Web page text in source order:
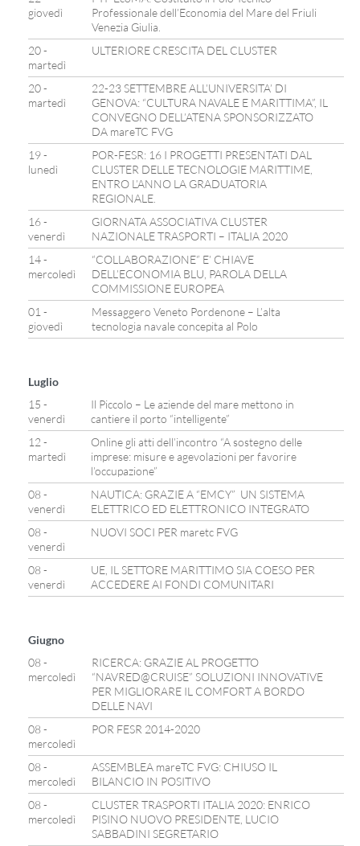
giovedì
Professionale dell’Economia del Mare del Friuli
Venezia Giulia.
20 -
martedì
ULTERIORE CRESCITA DEL CLUSTER
20 -
martedì
22-23 SETTEMBRE ALL’UNIVERSITA’ DI
GENOVA: “CULTURA NAVALE E MARITTIMA”, IL
CONVEGNO DELL’ATENA SPONSORIZZATO
DA mareTC FVG
19 -
lunedì
POR-FESR: 16 I PROGETTI PRESENTATI DAL
CLUSTER DELLE TECNOLOGIE MARITTIME,
ENTRO L’ANNO LA GRADUATORIA
REGIONALE.
16 -
venerdì
GIORNATA ASSOCIATIVA CLUSTER
NAZIONALE TRASPORTI – ITALIA 2020
14 -
mercoledì
“COLLABORAZIONE” E’ CHIAVE
DELL’ECONOMIA BLU, PAROLA DELLA
COMMISSIONE EUROPEA
01 -
giovedì
Messaggero Veneto Pordenone – L’alta
tecnologia navale concepita al Polo
Luglio
15 -
venerdì
Il Piccolo – Le aziende del mare mettono in
cantiere il porto “intelligente”
12 -
martedì
Online gli atti dell’incontro “A sostegno delle
imprese: misure e agevolazioni per favorire
l’occupazione”
08 -
venerdì
NAUTICA: GRAZIE A “EMCY” UN SISTEMA
ELETTRICO ED ELETTRONICO INTEGRATO
08 -
venerdì
NUOVI SOCI PER maretc FVG
08 -
venerdì
UE, IL SETTORE MARITTIMO SIA COESO PER
ACCEDERE AI FONDI COMUNITARI
Giugno
08 -
mercoledì
RICERCA: GRAZIE AL PROGETTO
“NAVRED@CRUISE” SOLUZIONI INNOVATIVE
PER MIGLIORARE IL COMFORT A BORDO
DELLE NAVI
08 -
mercoledì
POR FESR 2014-2020
08 -
mercoledì
ASSEMBLEA mareTC FVG: CHIUSO IL
BILANCIO IN POSITIVO
08 -
mercoledì
CLUSTER TRASPORTI ITALIA 2020: ENRICO
PISINO NUOVO PRESIDENTE, LUCIO
SABBADINI SEGRETARIO